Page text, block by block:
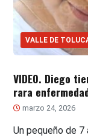
VALLE DE
VIDEO. Diego
rara
marzo 24, 2026
Un pequeño de